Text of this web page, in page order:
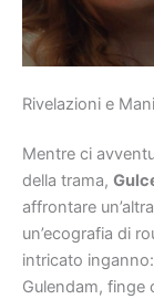
Rivelazioni e
Mentre ci
della trama,
affrontare
un’ecografia di
intricato
Gulendam, finge